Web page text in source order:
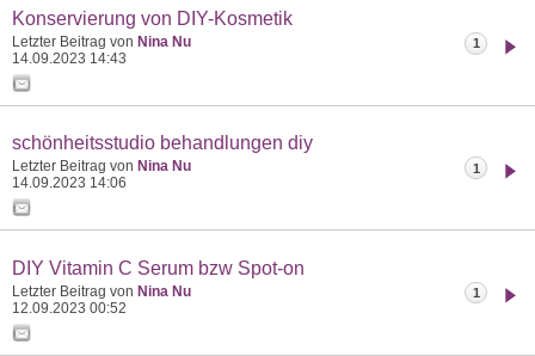
Konservierung von DIY-Kosmetik
Letzter Beitrag von Nina Nu
14.09.2023 14:43
1
schönheitsstudio behandlungen diy
Letzter Beitrag von Nina Nu
14.09.2023 14:06
1
DIY Vitamin C Serum bzw Spot-on
Letzter Beitrag von Nina Nu
12.09.2023 00:52
1